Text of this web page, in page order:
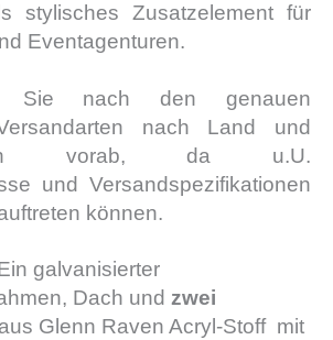
stylisches Zusatzelement für
Eventagenturen.
Sie nach den genauen
nach Land und
vorab, da u.U.
und Versandspezifikationen
können.
galvanisierter
Dach und zwei
aus Glenn Raven Acryl-Stoff mit